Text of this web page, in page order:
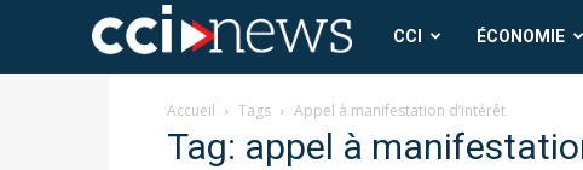
CCI
News
CCI ÉCONOMIE
Accueil Tags Appel à manifestation d’intérêt
Tag: appel à